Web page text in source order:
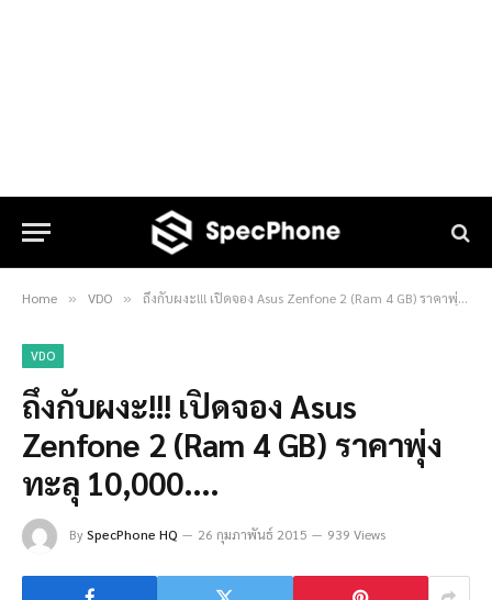
Home » VDO » ถึงกับผงะ!!! เปิดจอง Asus Zenfone 2 (Ram 4 GB) ราคาพุ่งทะลุ 10,000….
VDO
ถึงกับผงะ!!! เปิดจอง Asus
Zenfone 2 (Ram 4 GB) ราคาพุ่ง
ทะลุ 10,000….
BySpecPhone HQ 26 กุมภาพันธ์ 2015 939 Views